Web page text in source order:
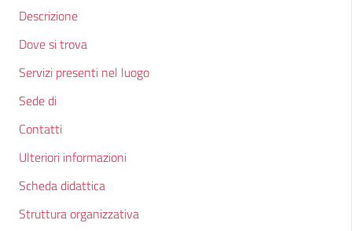
Descrizione
Dove si trova
Servizi presenti nel luogo
Sede di
Contatti
Ulteriori informazioni
Scheda didattica
Struttura organizzativa